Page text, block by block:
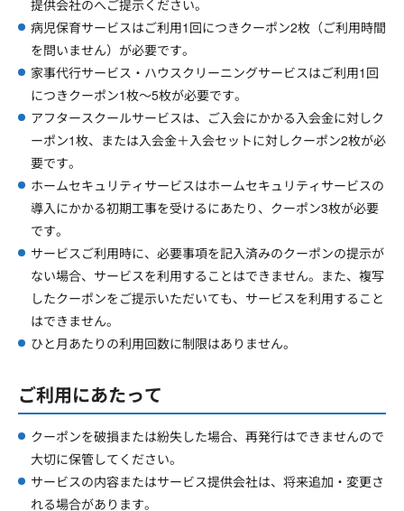
提供会社のへご提示ください。
病児保育サービスはご利用1回につきクーポン2枚（ご利用時間
を問いません）が必要です。
家事代行サービス・ハウスクリーニングサービスはご利用1回
につきクーポン1枚～5枚が必要です。
アフタースクールサービスは、ご入会にかかる入会金に対しク
ーポン1枚、または入会金＋入会セットに対しクーポン2枚が必
要です。
ホームセキュリティサービスはホームセキュリティサービスの
導入にかかる初期工事を受けるにあたり、クーポン3枚が必要
です。
サービスご利用時に、必要事項を記入済みのクーポンの提示が
ない場合、サービスを利用することはできません。また、複写
したクーポンをご提示いただいても、サービスを利用すること
はできません。
ひと月あたりの利用回数に制限はありません。
ご利用にあたって
クーポンを破損または紛失した場合、再発行はできませんので
大切に保管してください。
サービスの内容またはサービス提供会社は、将来追加・変更さ
れる場合があります。